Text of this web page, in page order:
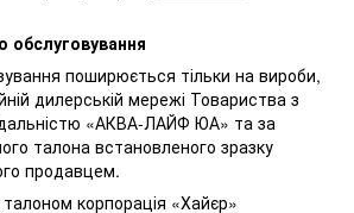
обслуговування
поширюється тільки на вироби,
дилерській мережі Товариства з
«АКВА-ЛАЙФ ЮА» та за
талона встановленого зразку
продавцем.
корпорація «Хайєр»